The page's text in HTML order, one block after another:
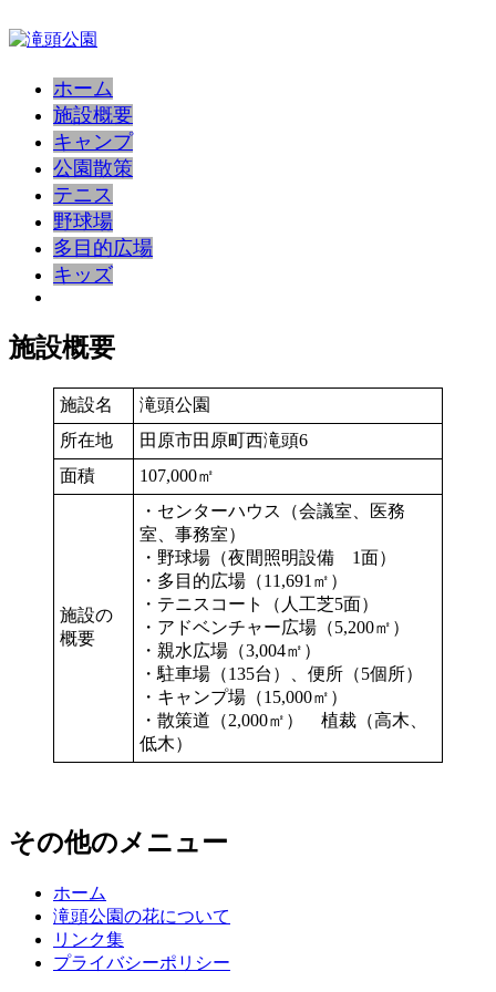
ン
ホーム
施設概要
キャンプ
公園散策
テニス
野球場
多目的広場
キッズ
施設概要
施設名
滝頭公園
所在地
田原市田原町西滝頭6
面積
107,000㎡
施設の
概要
・センターハウス（会議室、医務
室、事務室）
・野球場（夜間照明設備 1面）
・多目的広場（11,691㎡）
・テニスコート（人工芝5面）
・アドベンチャー広場（5,200㎡）
・親水広場（3,004㎡）
・駐車場（135台）、便所（5個所）
・キャンプ場（15,000㎡）
・散策道（2,000㎡） 植裁（高木、
低木）
その他のメニュー
ホーム
滝頭公園の花について
リンク集
プライバシーポリシー